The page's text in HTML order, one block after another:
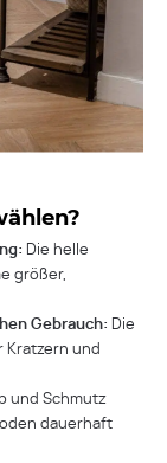
Die helle
größer,
Gebrauch: Die
Kratzern und
und Schmutz
dauerhaft